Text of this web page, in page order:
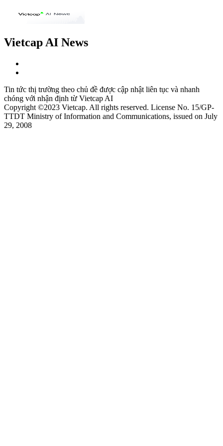
Vietcap AI News
Tin tức thị trường theo chủ đề được cập nhật liên tục và nhanh
chóng với nhận định từ Vietcap AI
Copyright ©2023 Vietcap. All rights reserved. License No. 15/GP-
TTDT Ministry of Information and Communications, issued on July
29, 2008